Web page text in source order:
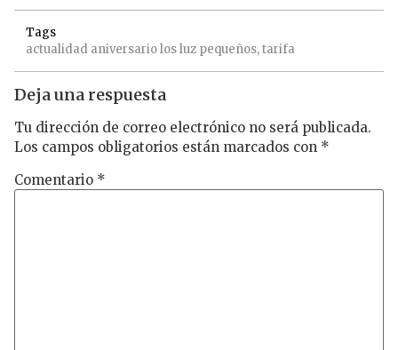
Tags
actualidad aniversariolosluz pequeños,tarifa
Deja una respuesta
Tu dirección de correo electrónico no será publicada.
Los campos obligatorios están marcados con *
Comentario *